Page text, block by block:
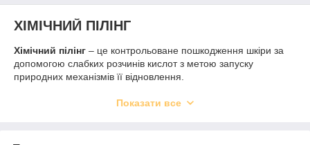
ХІМІЧНИЙ ПІЛІНГ
Хімічний пілінг – це контрольоване пошкодження шкіри за
допомогою слабких розчинів кислот з метою запуску
природних механізмів її відновлення.
шарів відмерлих клітин, що сприяє омолодженню шкіри,
Показати все